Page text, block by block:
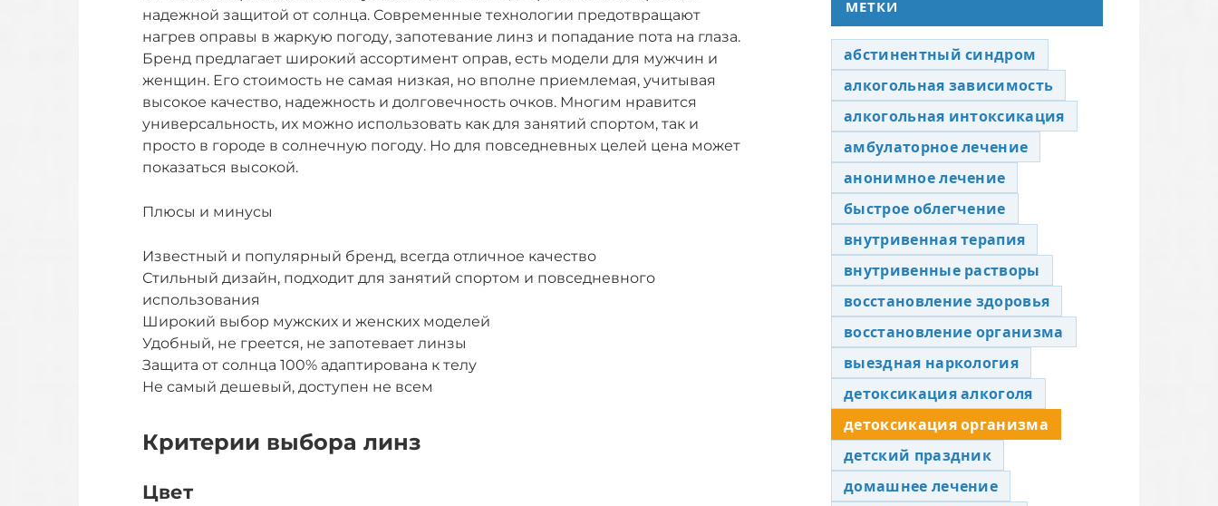
надежной защитой от солнца. Современные технологии предотвращают
нагрев оправы в жаркую погоду, запотевание линз и попадание пота на глаза.
Бренд предлагает широкий ассортимент оправ, есть модели для мужчин и
женщин. Его стоимость не самая низкая, но вполне приемлемая, учитывая
высокое качество, надежность и долговечность очков. Многим нравится
универсальность, их можно использовать как для занятий спортом, так и
просто в городе в солнечную погоду. Но для повседневных целей цена может
показаться высокой.
Плюсы и минусы
Известный и популярный бренд, всегда отличное качество
Стильный дизайн, подходит для занятий спортом и повседневного
использования
Широкий выбор мужских и женских моделей
Удобный, не греется, не запотевает линзы
Защита от солнца 100% адаптирована к телу
Не самый дешевый, доступен не всем
Критерии выбора линз
Цвет
МЕТКИ
абстинентный синдром
алкогольная зависимость
алкогольная интоксикация
амбулаторное лечение
анонимное лечение
быстрое облегчение
внутривенная терапия
внутривенные растворы
восстановление здоровья
восстановление организма
выездная наркология
детоксикация алкоголя
детоксикация организма
детский праздник
домашнее лечение